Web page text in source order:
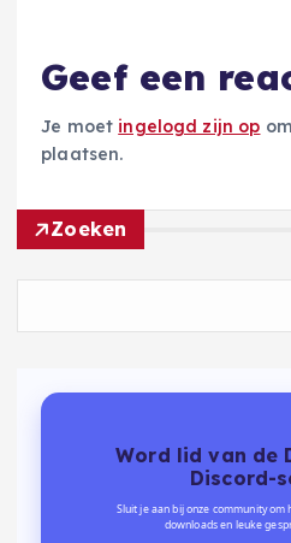
Geef een
Je moet ingelogd zijn op
plaatsen.
Zoeken
Word lid van de
Discord-
Sluit je aan bij onze community om
downloads en leuke